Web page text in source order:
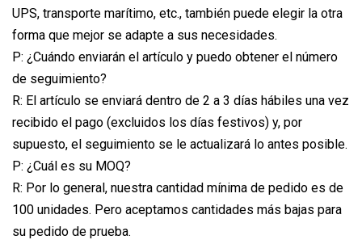
UPS, transporte marítimo, etc., también puede elegir la otra
forma que mejor se adapte a sus necesidades.
P: ¿Cuándo enviarán el artículo y puedo obtener el número
de seguimiento?
R: El artículo se enviará dentro de 2 a 3 días hábiles una vez
recibido el pago (excluidos los días festivos) y, por
supuesto, el seguimiento se le actualizará lo antes posible.
P: ¿Cuál es su MOQ?
R: Por lo general, nuestra cantidad mínima de pedido es de
100 unidades. Pero aceptamos cantidades más bajas para
su pedido de prueba.